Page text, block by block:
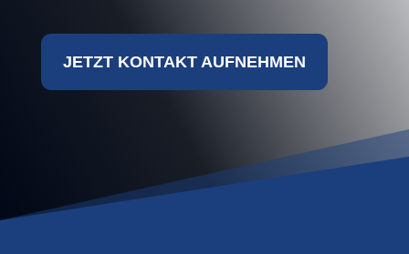
JETZT KONTAKT AUFNEHMEN